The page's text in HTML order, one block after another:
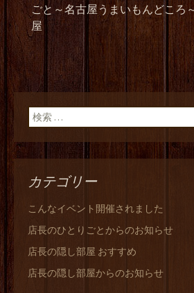
ごと～名古屋うまいもんどころ
屋
検索:
カテゴリー
こんなイベント開催されました
店長のひとりごとからのお知らせ
店長の隠し部屋 おすすめ
店長の隠し部屋からのお知らせ